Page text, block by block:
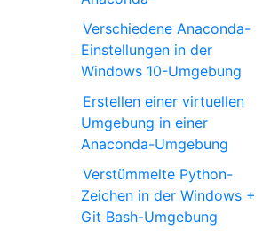
Verschiedene Anaconda-
Einstellungen in der
Windows 10-Umgebung
Erstellen einer virtuellen
Umgebung in einer
Anaconda-Umgebung
Verstümmelte Python-
Zeichen in der Windows +
Git Bash-Umgebung